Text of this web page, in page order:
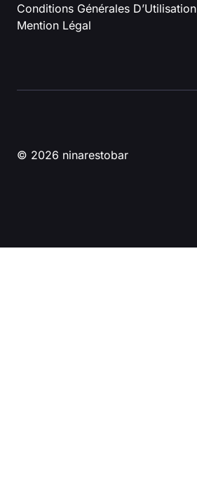
Conditions Générales D’Utilisation
Mention Légal
© 2026 ninarestobar